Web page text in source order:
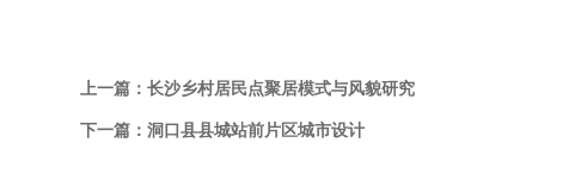
上一篇：长沙乡村居民点聚居模式与风貌研究
下一篇：洞口县县城站前片区城市设计